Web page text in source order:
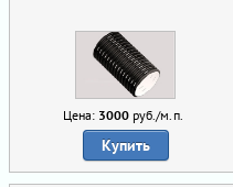
Цена: 3000руб./м.п.
Купить